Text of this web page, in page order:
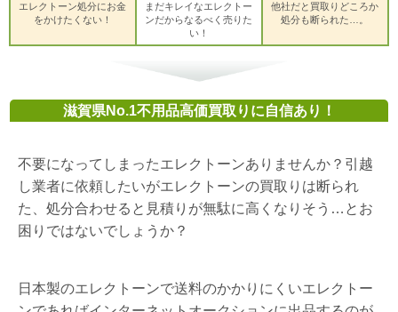
エレクトーン処分にお金
をかけたくない！
まだキレイなエレクトー
ンだからなるべく売りた
い！
他社だと買取りどころか
処分も断られた…。
滋賀県No.1不用品高価買取りに自信あり！
不要になってしまったエレクトーンありませんか？引越
し業者に依頼したいがエレクトーンの買取りは断られ
た、処分合わせると見積りが無駄に高くなりそう…とお
困りではないでしょうか？
日本製のエレクトーンで送料のかかりにくいエレクトー